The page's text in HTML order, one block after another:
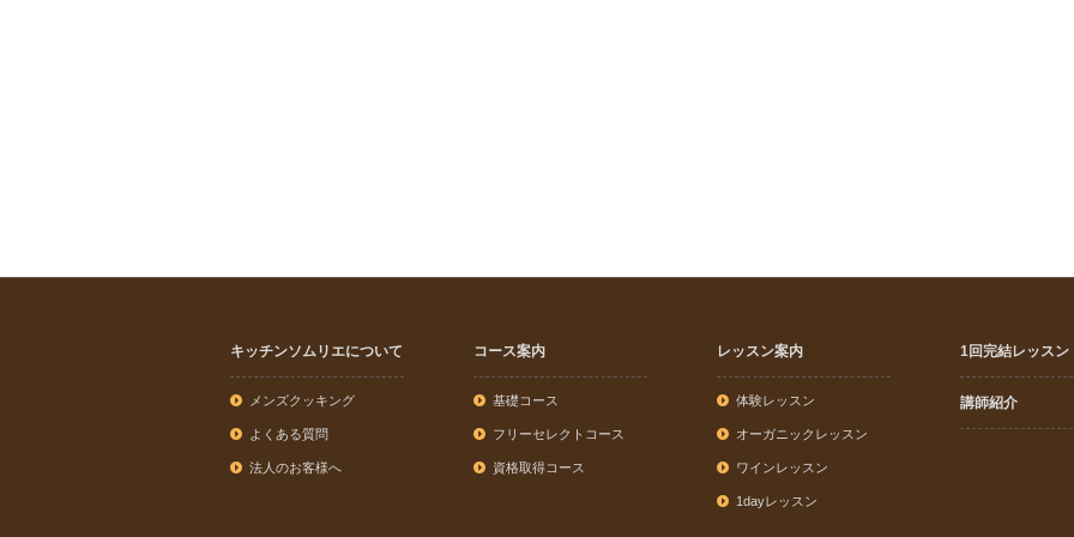
キッチンソムリエについて
メンズクッキング
よくある質問
法人のお客様へ
コース案内
基礎コース
フリーセレクトコース
資格取得コース
レッスン案内
体験レッスン
オーガニックレッスン
ワインレッスン
1dayレッスン
1回完結レッスン
講師紹介